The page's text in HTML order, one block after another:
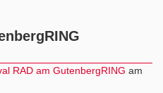
RAD am GutenbergRING am